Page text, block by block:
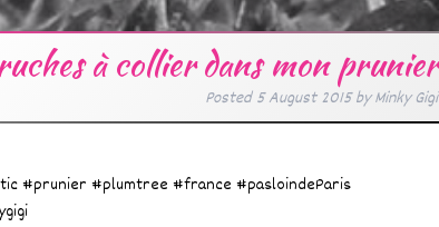
à collier dans mon prunier
Posted5 August 2015byMinky Gigi
#prunier #plumtree #france #pasloindeParis